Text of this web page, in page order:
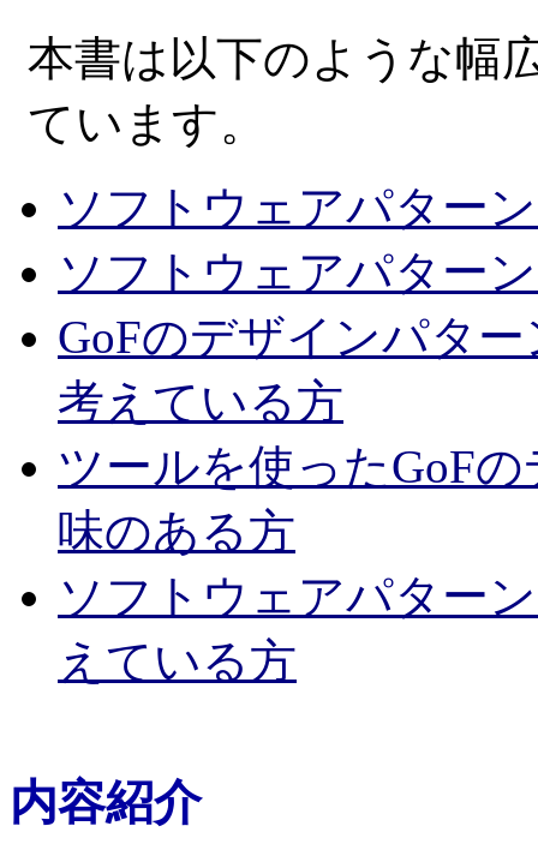
本書は以下のような幅
ています。
ソフトウェアパター
ソフトウェアパター
GoFのデザインパタ
考えている方
ツールを使ったGoF
味のある方
ソフトウェアパター
えている方
内容紹介